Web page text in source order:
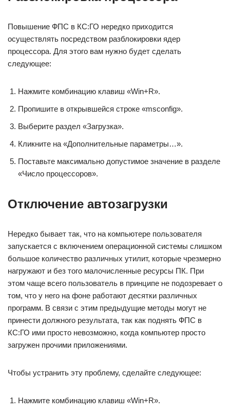
Повышение ФПС в КС:ГО нередко приходится
осуществлять посредством разблокировки ядер
процессора. Для этого вам нужно будет сделать
следующее:
Нажмите комбинацию клавиш «Win+R».
Пропишите в открывшейся строке «msconfig».
Выберите раздел «Загрузка».
Кликните на «Дополнительные параметры…».
Поставьте максимально допустимое значение в разделе
«Число процессоров».
Отключение автозагрузки
Нередко бывает так, что на компьютере пользователя
запускается с включением операционной системы слишком
большое количество различных утилит, которые чрезмерно
нагружают и без того малочисленные ресурсы ПК. При
этом чаще всего пользователь в принципе не подозревает о
том, что у него на фоне работают десятки различных
программ. В связи с этим предыдущие методы могут не
принести должного результата, так как поднять ФПС в
КС:ГО ими просто невозможно, когда компьютер просто
загружен прочими приложениями.
Чтобы устранить эту проблему, сделайте следующее:
Нажмите комбинацию клавиш «Win+R».